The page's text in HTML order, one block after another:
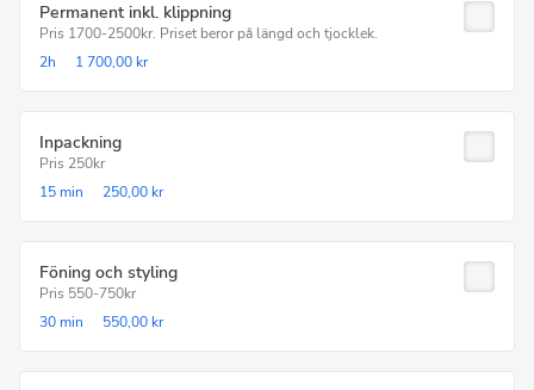
Permanent inkl. klippning
Pris 1700-2500kr. Priset beror på längd och tjocklek.
2h
1 700,00 kr
Inpackning
Pris 250kr
15 min
250,00 kr
Föning och styling
Pris 550-750kr
30 min
550,00 kr